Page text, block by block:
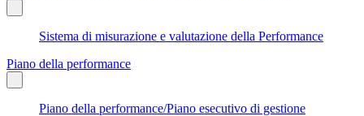
Sistema di misurazione e valutazione della Performance
Piano della performance
Piano della performance/Piano esecutivo di gestione